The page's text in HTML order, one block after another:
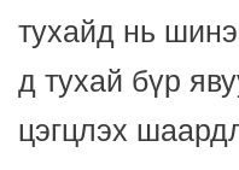
тухайд нь
д тухай бүр
цэгцлэх